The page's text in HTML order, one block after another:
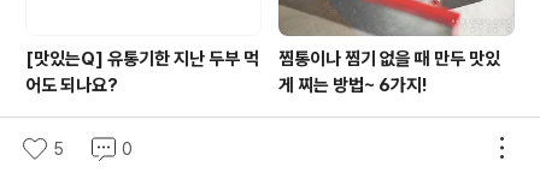
[맛있는Q] 유통기한 지난 두부 먹
어도 되나요?
찜통이나 찜기 없을 때 만두 맛있
게 찌는 방법~ 6가지!
5 0